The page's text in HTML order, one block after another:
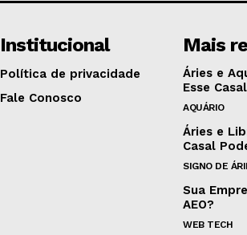
Institucional
Política de privacidade
Fale Conosco
Mais
Áries e
Esse
AQUÁRIO
Áries e
Casal
SIGNO DE
Sua
AEO?
WEB TECH